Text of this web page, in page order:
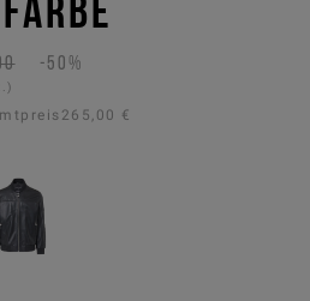
-50%
265,00 €